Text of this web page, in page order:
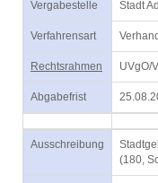
Vergabestelle Stadt
Verfahrensart
Rechtsrahmen UVgO/
Abgabefrist
Ausschreibung
(180,